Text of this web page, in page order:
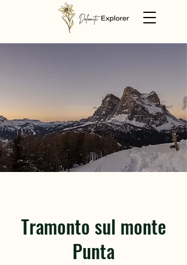
Tramonto sul monte
Punta